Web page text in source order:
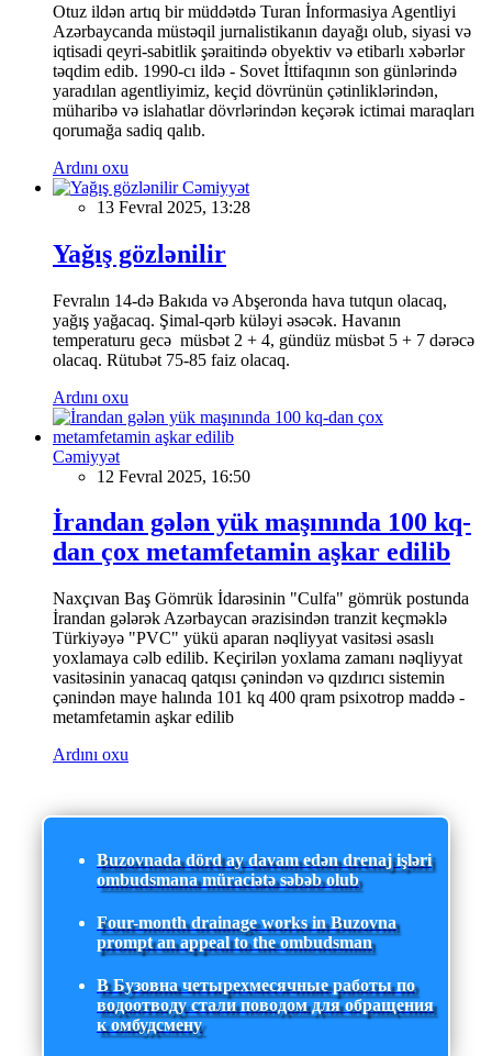
Otuz ildən artıq bir müddətdə Turan İnformasiya Agentliyi
Azərbaycanda müstəqil jurnalistikanın dayağı olub, siyasi və
iqtisadi qeyri-sabitlik şəraitində obyektiv və etibarlı xəbərlər
təqdim edib. 1990-cı ildə - Sovet İttifaqının son günlərində
yaradılan agentliyimiz, keçid dövrünün çətinliklərindən,
müharibə və islahatlar dövrlərindən keçərək ictimai maraqları
qorumağa sadiq qalıb.
Ardını oxu
Cəmiyyət
13 Fevral 2025, 13:28
Yağış gözlənilir
Fevralın 14-də Bakıda və Abşeronda hava tutqun olacaq,
yağış yağacaq. Şimal-qərb küləyi əsəcək. Havanın
temperaturu gecə müsbət 2 + 4, gündüz müsbət 5 + 7 dərəcə
olacaq. Rütubət 75-85 faiz olacaq.
Ardını oxu
Cəmiyyət
12 Fevral 2025, 16:50
İrandan gələn yük maşınında 100 kq-
dan çox metamfetamin aşkar edilib
Naxçıvan Baş Gömrük İdarəsinin "Culfa" gömrük postunda
İrandan gələrək Azərbaycan ərazisindən tranzit keçməklə
Türkiyəyə "PVC" yükü aparan nəqliyyat vasitəsi əsaslı
yoxlamaya cəlb edilib. Keçirilən yoxlama zamanı nəqliyyat
vasitəsinin yanacaq qatqısı çənindən və qızdırıcı sistemin
çənindən maye halında 101 kq 400 qram psixotrop maddə -
metamfetamin aşkar edilib
Ardını oxu
Buzovnada dörd ay davam edən drenaj işləri
ombudsmana müraciətə səbəb olub
Four-month drainage works in Buzovna
prompt an appeal to the ombudsman
В Бузовна четырехмесячные работы по
водоотводу стали поводом для обращения
к омбудсмену